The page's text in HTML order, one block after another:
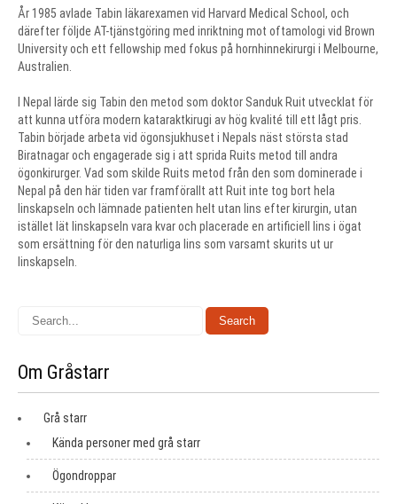
År 1985 avlade Tabin läkarexamen vid Harvard Medical School, och
därefter följde AT-tjänstgöring med inriktning mot oftamologi vid Brown
University och ett fellowship med fokus på hornhinnekirurgi i Melbourne,
Australien.
I Nepal lärde sig Tabin den metod som doktor Sanduk Ruit utvecklat för
att kunna utföra modern kataraktkirugi av hög kvalité till ett lågt pris.
Tabin började arbeta vid ögonsjukhuset i Nepals näst största stad
Biratnagar och engagerade sig i att sprida Ruits metod till andra
ögonkirurger. Vad som skilde Ruits metod från den som dominerade i
Nepal på den här tiden var framförallt att Ruit inte tog bort hela
linskapseln och lämnade patienten helt utan lins efter kirurgin, utan
istället lät linskapseln vara kvar och placerade en artificiell lins i ögat
som ersättning för den naturliga lins som varsamt skurits ut ur
linskapseln.
Om Gråstarr
Grå starr
Kända personer med grå starr
Ögondroppar